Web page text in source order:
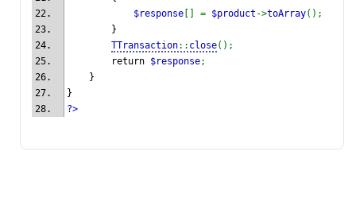
$response [] = $product ->toArray();
        }
TTransaction:: close();
        return
$response;
    }
}
?>